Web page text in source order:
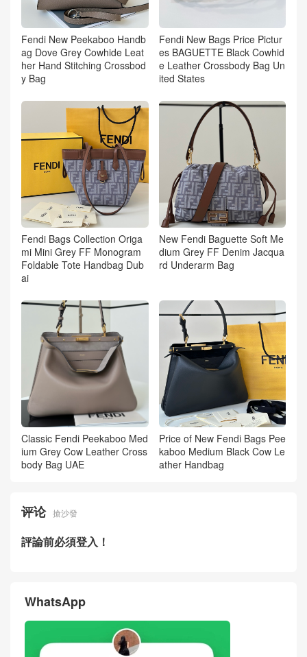
Fendi New Peekaboo Handb
ag Dove Grey Cowhide Leat
her Hand Stitching Crossbod
y Bag
Fendi New Bags Price Pictur
es BAGUETTE Black Cowhid
e Leather Crossbody Bag Un
ited States
Fendi Bags Collection Origa
mi Mini Grey FF Monogram
Foldable Tote Handbag Dub
ai
New Fendi Baguette Soft Me
dium Grey FF Denim Jacqua
rd Underarm Bag
Classic Fendi Peekaboo Med
ium Grey Cow Leather Cross
body Bag UAE
Price of New Fendi Bags Pee
kaboo Medium Black Cow Le
ather Handbag
评论 搶沙發
評論前必須登入！
WhatsApp